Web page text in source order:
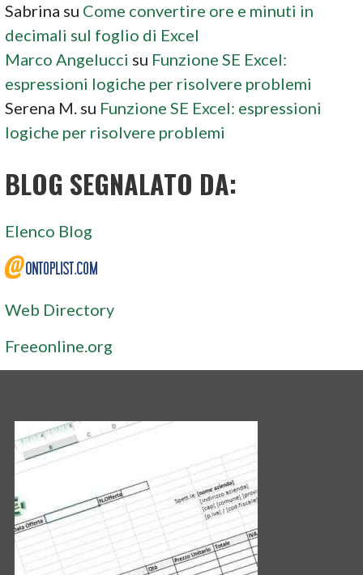
Sabrina su Come convertire ore e minuti in
decimali sul foglio di Excel
Marco Angelucci su Funzione SE Excel:
espressioni logiche per risolvere problemi
Serena M. su Funzione SE Excel: espressioni
logiche per risolvere problemi
BLOG SEGNALATO DA:
Elenco Blog
Web Directory
Freeonline.org